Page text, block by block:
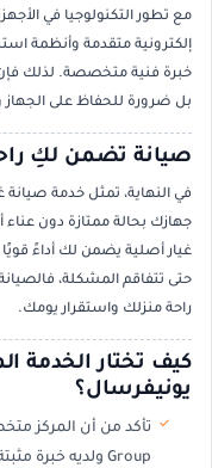
مع تطور التكنولوجيا في
إلكترونية متقدمة وأنظمة
خبرة فنية متخصصة. لذلك فإن
بل ضرورة للحفاظ على
صيانة تضمن لكِ
في النهاية، تمثل خدمة
جهازك بحالة ممتازة دون
غيار أصلية يضمن لك أداءً قويًا
حتى تتفاقم المشكلة،
راحة منزلك واستقرار يومك.
كيف تختار الخدمة
يونيفرسال؟
Group ولديه خبرة مثبتة.